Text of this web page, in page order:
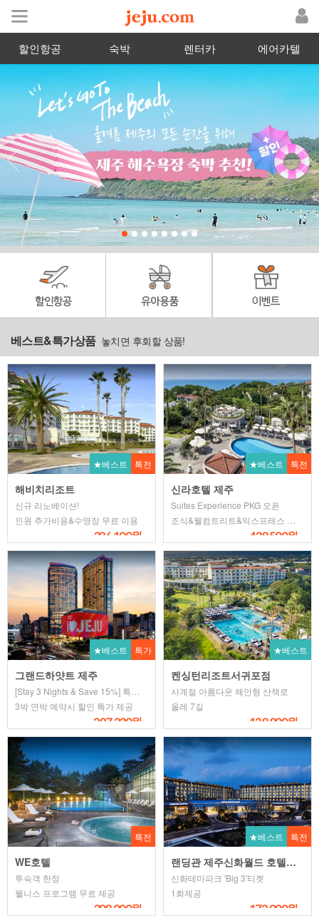
할인항공 숙박 렌터카 에어카텔
베스트&특가상품 놓치면 후회할 상품!
★베스트 특전
해비치리조트
신규 리노베이션!
인원 추가비용&수영장 무료 이용
326,100원~
★베스트 특전
신라호텔 제주
Suites Experience PKG 오픈
439,500원~
★베스트 특가
그랜드하얏트 제주
3박 연박 예약시 할인 특가 제공
297,330원~
★베스트
켄싱턴리조트서귀포점
사계절 아름다운 해안형 산책로
올레 7길
129,900원~
특전
WE호텔
투숙객 한정
웰니스 프로그램 무료 제공
308,000원~
★베스트 특전
랜딩관 제주신화월드 호텔앤리조트
신화테마파크 'Big 3'티켓
1회제공
172,000원~